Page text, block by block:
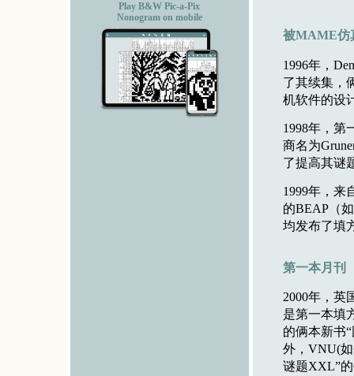
Play B&W Pic-a-Pix
Nonogram on mobile
被MAME仿
1996年，
了其续集，
机软件的设
1998年，第
商名为
了提高其谜
1999年，来
的BEAP（
均发布了填
第一本月刊
2000年，英
是第一本填
的俩本新书
外，VNU(如
谜题XXL”